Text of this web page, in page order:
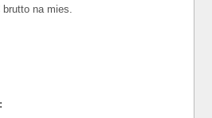
brutto na mies.